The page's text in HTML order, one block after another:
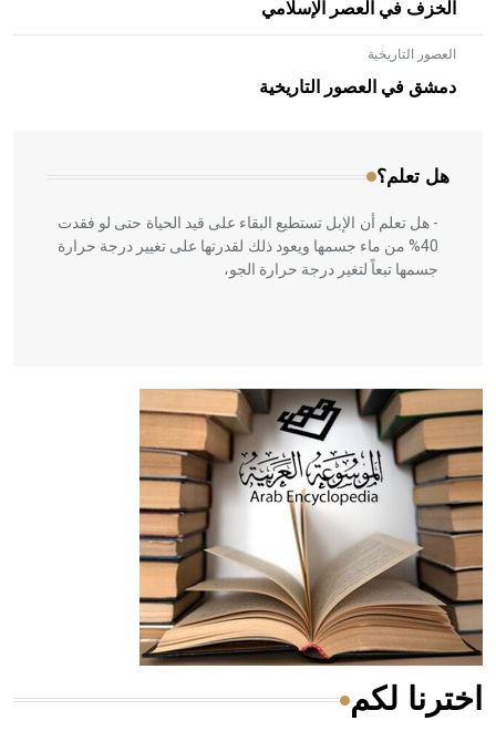
الخزف في العصر الإسلامي
العصور التاريخية
دمشق في العصور التاريخية
هل تعلم؟
- هل تعلم أن الأبلق نوع من الفنون الهندسية التي ارتبطت
بالعمارة الإسلامية في بلاد الشام ومصر خاصة، حيث يحرص
المعمار على بناء مداميكه وخاصة في الواجهات
- هل تعلم أن الإبل تستطيع البقاء على قيد الحياة حتى لو فقدت
40% من ماء جسمها ويعود ذلك لقدرتها على تغيير درجة حرارة
جسمها تبعاً لتغير درجة حرارة الجو،
- هل تعلم أن أبقراط كتب في الطب أربعة مؤلفات هي:
الحكم، الأدلة، تنظيم التغذية، ورسالته في جروح الرأس. ويعود
له الفضل بأنه حرر الطب من الدين والفلسفة.
- هل تعلم أن المرجان إفراز حيواني يتكون في البحر ويتركب
من مادة كربونات الكلسيوم، وهو أحمر أو شديد الحمرة وهو
أجود أنواعه، ويمتاز بكبر الحجم ويسمى الش
هل تعلم أن الأبسيد كلمة فرنسية اللفظ تم اعتمادها مصطلحاً
اخترنا لكم